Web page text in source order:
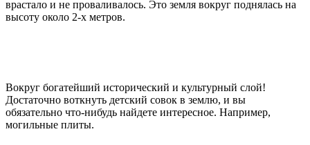
врастало и не проваливалось. Это земля вокруг поднялась на
высоту около 2-х метров.
Вокруг богатейший исторический и культурный слой!
Достаточно воткнуть детский совок в землю, и вы
обязательно что-нибудь найдете интересное. Например,
могильные плиты.